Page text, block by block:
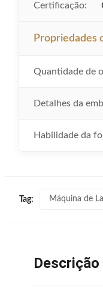
Certificação:
Propriedades
Quantidade de
Detalhes da
Habilidade da
Tag: Máquina de